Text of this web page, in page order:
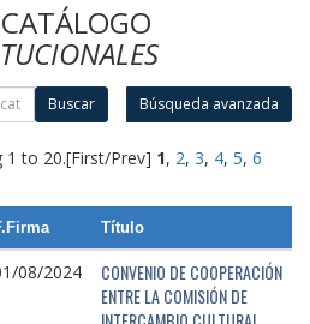
Buscar Búsqueda avanzada
1 to 20.[First/Prev] 1, 2, 3, 4, 5, 6
Título
08/2024
CONVENIO DE COOPERACIÓN
ENTRE LA COMISIÓN DE